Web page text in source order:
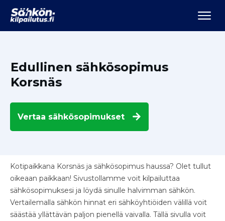
Edullinen sähkösopimus
Korsnäs
Vertaa sähkösopimukset
Kotipaikkana Korsnäs ja sähkösopimus haussa? Olet tullut
oikeaan paikkaan! Sivustollamme voit kilpailuttaa
sähkösopimuksesi ja löydä sinulle halvimman sähkön.
Vertailemalla sähkön hinnat eri sähköyhtiöiden välillä voit
säästää yllättävän paljon pienellä vaivalla. Tällä sivulla voit